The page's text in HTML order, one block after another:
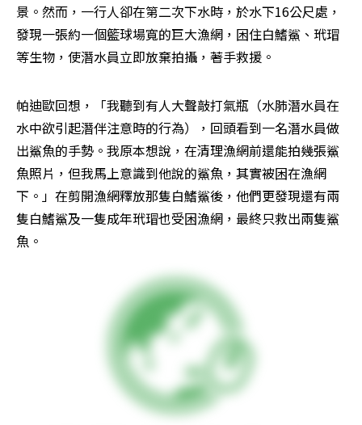
景。然而，一行人卻在第二次下水時，於水下16公尺處，
發現一張約一個籃球場寬的巨大漁網，困住白鰭鯊、玳瑁
等生物，使潛水員立即放棄拍攝，著手救援。
帕迪歐回想，「我聽到有人大聲敲打氣瓶（水肺潛水員在
水中欲引起潛伴注意時的行為），回頭看到一名潛水員做
出鯊魚的手勢。我原本想說，在清理漁網前還能拍幾張鯊
魚照片，但我馬上意識到他說的鯊魚，其實被困在漁網
下。」在剪開漁網釋放那隻白鰭鯊後，他們更發現還有兩
隻白鰭鯊及一隻成年玳瑁也受困漁網，最終只救出兩隻鯊
魚。